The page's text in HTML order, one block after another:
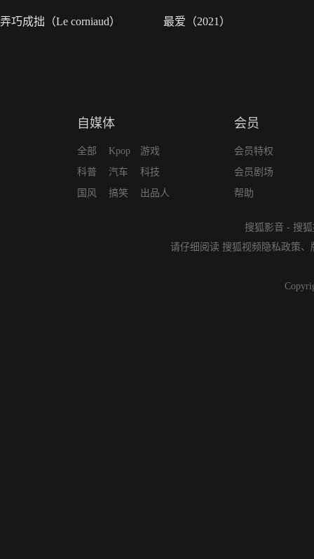
弄巧成拙（Le corniaud） 最爱（2021）
自媒体
全部
科普
国风
Kpop
汽车
搞笑
游戏
科技
出品人
会员
会员特权
会员剧场
帮助
搜狐影音 - 搜
请仔细阅读 搜狐视频隐私政策、